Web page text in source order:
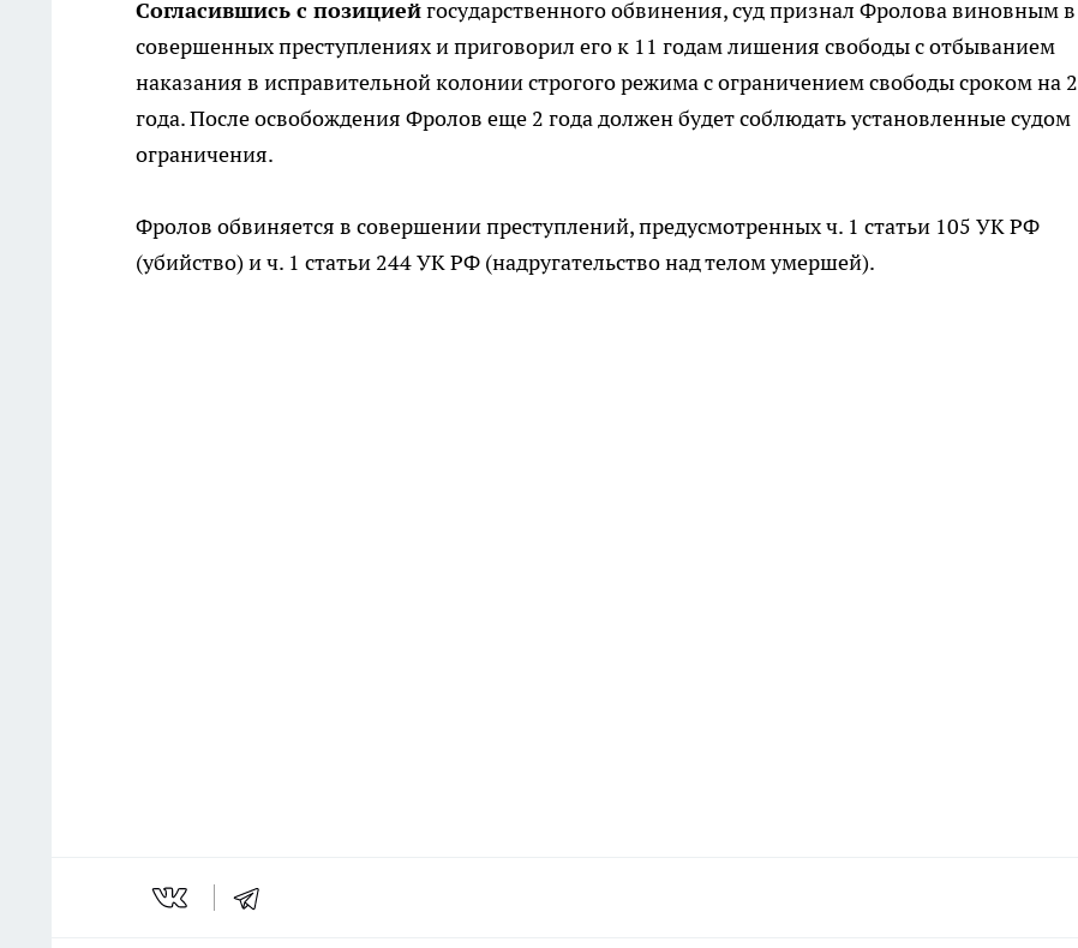
Согласившись с позициейгосударственного обвинения, суд признал Фролова виновным в
совершенных преступлениях и приговорил его к 11 годам лишения свободы с отбыванием
наказания в исправительной колонии строгого режима с ограничением свободы сроком на 2
года. После освобождения Фролов еще 2 года должен будет соблюдать установленные судом
ограничения.
Фролов обвиняется в совершении преступлений, предусмотренных ч. 1 статьи 105 УК РФ
(убийство) и ч. 1 статьи 244 УК РФ (надругательство над телом умершей).